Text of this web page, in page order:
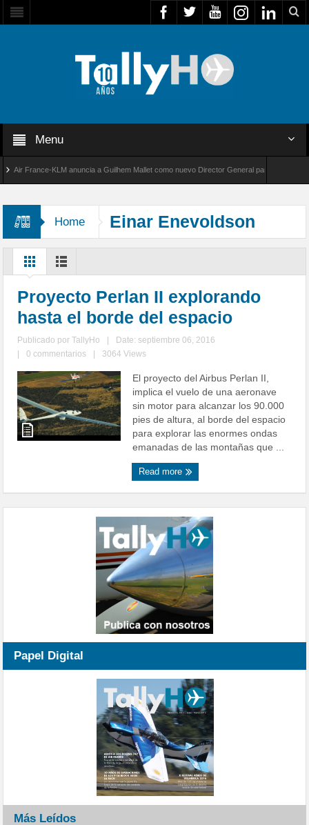
Menu
France-KLM anuncia a Guilhem Mallet como nuevo Director General para América Latina
Home Einar Enevoldson
Proyecto Perlan II explorando
hasta el borde del espacio
Publicado porTallyHo
Date: septiembre 06, 2016
0 commentarios 3064 Views
El proyecto del Airbus Perlan II,
implica el vuelo de una aeronave
sin motor para alcanzar los 90.000
pies de altura, al borde del espacio
para explorar las enormes ondas
emanadas de las montañas que ...
Read more
Papel Digital
Más Leídos